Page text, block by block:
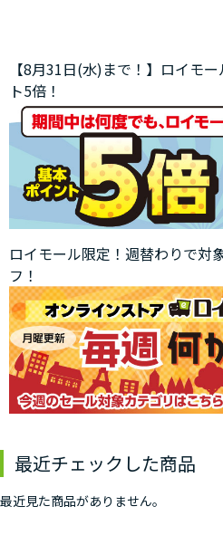
【8月31日(水)まで！】ロイモ
ト5倍！
ロイモール限定！週替わりで対
フ！
最近チェックした商品
最近見た商品がありません。